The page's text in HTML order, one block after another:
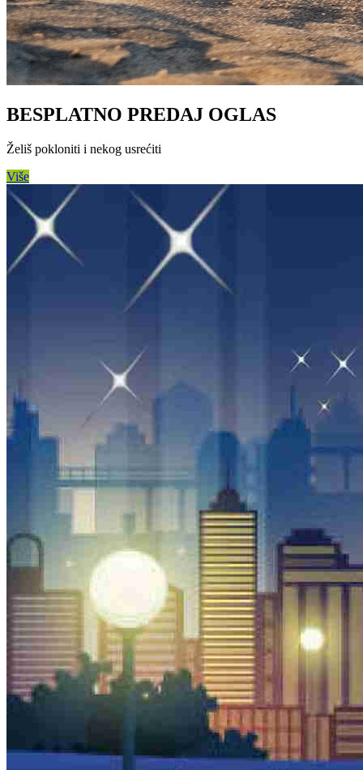
BESPLATNO PREDAJ OGLAS
Želiš pokloniti i nekog usrećiti
Više